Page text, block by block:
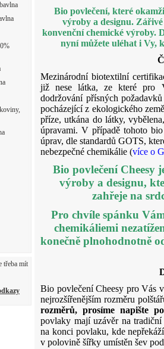
třeba mít
Bio povlečení, které
výroby a designu.
konvenční chemické výroby.
nyní můžete uléhat i Vy,
Mezinárodní biotextilní
již nese látka, ze které pro
dodržování přísných
pocházející z ekologického
příze, utkána do látky,
úpravami. V případě tohoto
úprav, dle standardů GOTS,
nebezpečné chemikálie (více o
Bio povlečení Cheesy
výroby a designu,
zahřeje na
Pro chvíle spánku
chemikáliemi
konečně plnohodnotně
Bio povlečení Cheesy pro Vás
nejrozšířenějším rozměru
rozměrů, prosíme napište
povlaky mají uzávěr na
na konci povlaku, kde
v polovině šířky umístěn šev